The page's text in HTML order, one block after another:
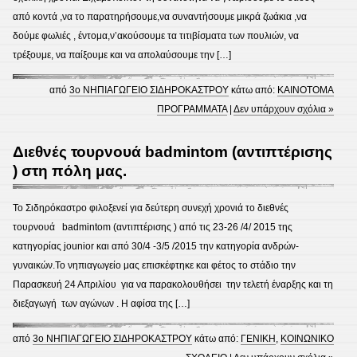
από κοντά ,να το παρατηρήσουμε,να συναντήσουμε μικρά ζωάκια ,να
δούμε φωλιές , έντομα,ν’ακούσουμε τα τιτιβίσματα των πουλιών, να
τρέξουμε, να παίξουμε και να απολαύσουμε την […]
από3ο ΝΗΠΙΑΓΩΓΕΙΟ ΣΙΔΗΡΟΚΑΣΤΡΟΥ κάτω από: ΚΑΙΝΟΤΟΜΑ
ΠΡΟΓΡΑΜΜΑΤΑ|Δεν υπάρχουν σχόλια »
Διεθνές τουρνουά badmintom (αντιπτέρισης
) στη πόλη μας.
Το Σιδηρόκαστρο φιλοξενεί για δεύτερη συνεχή χρονιά το διεθνές
τουρνουά badmintom (αντιπτέρισης ) από τις 23-26 /4/ 2015 της
κατηγορίας jounior και από 30/4 -3/5 /2015 την κατηγορία ανδρών-
γυναικών.Το νηπιαγωγείο μας επισκέφτηκε και φέτος το στάδιο την
Παρασκευή 24 Απριλίου για να παρακολουθήσει την τελετή έναρξης και τη
διεξαγωγή των αγώνων . Η αφίσα της […]
από3ο ΝΗΠΙΑΓΩΓΕΙΟ ΣΙΔΗΡΟΚΑΣΤΡΟΥ κάτω από: ΓΕΝΙΚΗ, ΚΟΙΝΩΝΙΚΟ